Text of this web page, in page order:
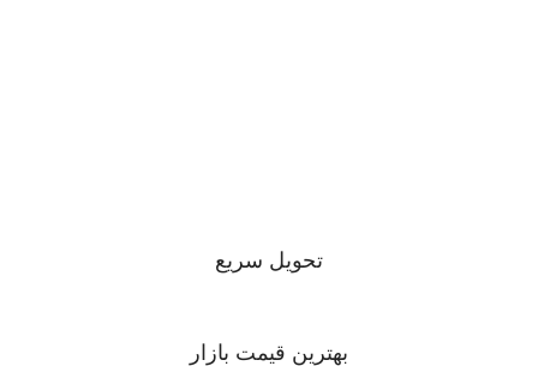
تحویل سریع
بهترین قیمت بازار